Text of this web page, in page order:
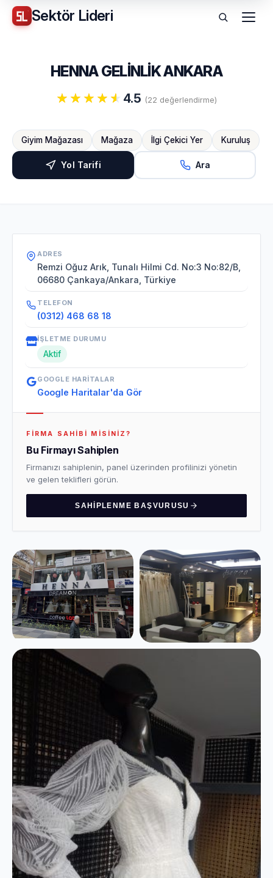
Sektör Lideri Menü
HENNA GELİNLİK ANKARA
4.5 (22 değerlendirme)
Giyim Mağazası Mağaza İlgi Çekici Yer Kuruluş
Yol Tarifi Ara
ADRES
Remzi Oğuz Arık, Tunalı Hilmi Cd. No:3 No:82/B,
06680 Çankaya/Ankara, Türkiye
TELEFON
(0312) 468 68 18
İŞLETME DURUMU
Aktif
GOOGLE HARITALAR
Google Haritalar'da Gör
FIRMA SAHIBI MISINIZ?
Bu Firmayı Sahiplen
Firmanızı sahiplenin, panel üzerinden profilinizi yönetin
ve gelen teklifleri görün.
SAHIPLENME BAŞVURUSU